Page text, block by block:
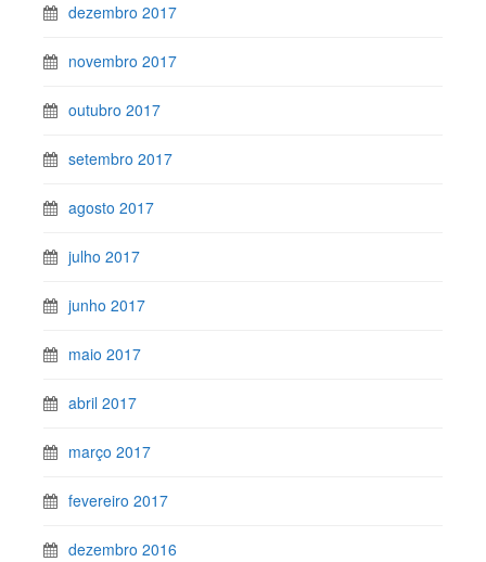
dezembro 2017
novembro 2017
outubro 2017
setembro 2017
agosto 2017
julho 2017
junho 2017
maio 2017
abril 2017
março 2017
fevereiro 2017
dezembro 2016